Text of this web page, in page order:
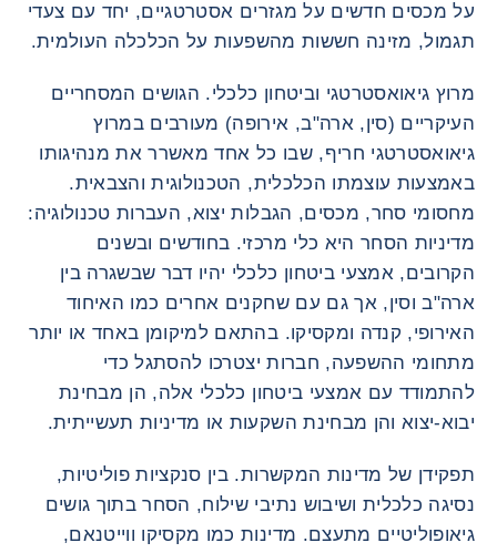
על מכסים חדשים על מגזרים אסטרטגיים, יחד עם צעדי
תגמול, מזינה חששות מהשפעות על הכלכלה העולמית.
מרוץ גיאואסטרטגי וביטחון כלכלי. הגושים המסחריים
העיקריים (סין, ארה"ב, אירופה) מעורבים במרוץ
גיאואסטרטגי חריף, שבו כל אחד מאשרר את מנהיגותו
באמצעות עוצמתו הכלכלית, הטכנולוגית והצבאית.
מחסומי סחר, מכסים, הגבלות יצוא, העברות טכנולוגיה:
מדיניות הסחר היא כלי מרכזי. בחודשים ובשנים
הקרובים, אמצעי ביטחון כלכלי יהיו דבר שבשגרה בין
ארה"ב וסין, אך גם עם שחקנים אחרים כמו האיחוד
האירופי, קנדה ומקסיקו. בהתאם למיקומן באחד או יותר
מתחומי ההשפעה, חברות יצטרכו להסתגל כדי
להתמודד עם אמצעי ביטחון כלכלי אלה, הן מבחינת
יבוא-יצוא והן מבחינת השקעות או מדיניות תעשייתית.
תפקידן של מדינות המקשרות. בין סנקציות פוליטיות,
נסיגה כלכלית ושיבוש נתיבי שילוח, הסחר בתוך גושים
גיאופוליטיים מתעצם. מדינות כמו מקסיקו ווייטנאם,